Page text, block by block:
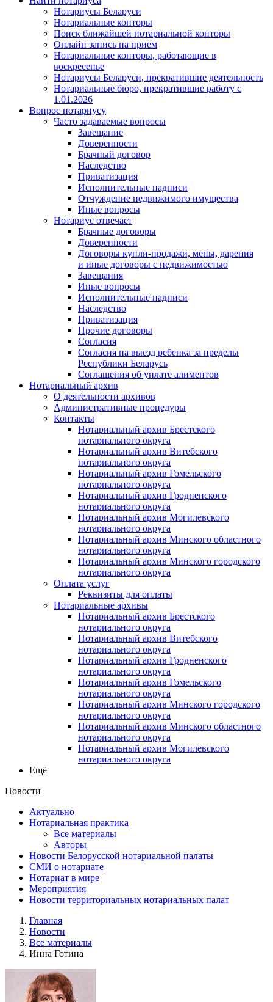
Нотариусы Беларуси
Нотариальные конторы
Поиск ближайшей нотариальной конторы
Онлайн запись на прием
Нотариальные конторы, работающие в
воскресенье
Нотариусы Беларуси, прекратившие деятельность
Нотариальные бюро, прекратившие работу с
1.01.2026
Вопрос нотариусу
Часто задаваемые вопросы
Завещание
Доверенности
Брачный договор
Наследство
Приватизация
Исполнительные надписи
Отчуждение недвижимого имущества
Иные вопросы
Нотариус отвечает
Брачные договоры
Доверенности
Договоры купли-продажи, мены, дарения
и иные договоры с недвижимостью
Завещания
Иные вопросы
Исполнительные надписи
Наследство
Приватизация
Прочие договоры
Согласия
Согласия на выезд ребенка за пределы
Республики Беларусь
Соглашения об уплате алиментов
Нотариальный архив
О деятельности архивов
Административные процедуры
Контакты
Нотариальный архив Брестского
нотариального округа
Нотариальный архив Витебского
нотариального округа
Нотариальный архив Гомельского
нотариального округа
Нотариальный архив Гродненского
нотариального округа
Нотариальный архив Могилевского
нотариального округа
Нотариальный архив Минского областного
нотариального округа
Нотариальный архив Минского городского
нотариального округа
Оплата услуг
Реквизиты для оплаты
Нотариальные архивы
Нотариальный архив Брестского
нотариального округа
Нотариальный архив Витебского
нотариального округа
Нотариальный архив Гродненского
нотариального округа
Нотариальный архив Гомельского
нотариального округа
Нотариальный архив Минского городского
нотариального округа
Нотариальный архив Минского областного
нотариального округа
Нотариальный архив Могилевского
нотариального округа
Ещё
Новости
Актуально
Нотариальная практика
Все материалы
Авторы
Новости Белорусской нотариальной палаты
СМИ о нотариате
Нотариат в мире
Мероприятия
Новости территориальных нотариальных палат
Главная
Новости
Все материалы
Инна Готина